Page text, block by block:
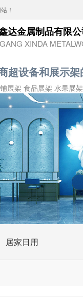
！
达金属制品有限
XINDA
超设备和展示
展架 食品展架 水果展
居家日用